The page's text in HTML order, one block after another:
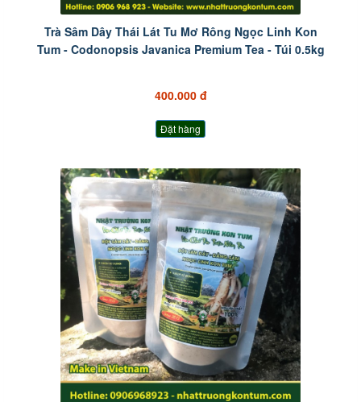
Trà Sâm Dây Thái Lát Tu Mơ Rông Ngọc Linh Kon
Tum - Codonopsis Javanica Premium Tea - Túi 0.5kg
400.000 đ
Đặt hàng